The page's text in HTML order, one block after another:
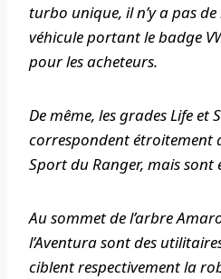
turbo unique, il n’y a pas
véhicule portant le badge
pour les acheteurs.
De même, les grades Life et
correspondent étroitement
Sport du Ranger, mais
Au sommet de l’arbre
l’Aventura sont des
ciblent respectivement la